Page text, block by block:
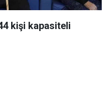
kişi kapasiteli